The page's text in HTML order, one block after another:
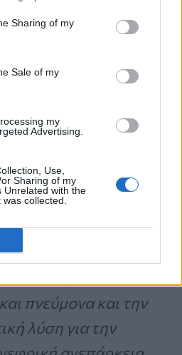
Sharing of my
Sale of my
my
Advertising.
Use,
Sharing of my
Unrelated with the
collected.
ιστορικό ρεκόρ-
στο Εθνικό Μητρώο
ότι σήμερα στην
έχουν οδηγήσει σε
των
«Ημεταμόσχευση
λύση για
πνεύμονα και την
λύση για την